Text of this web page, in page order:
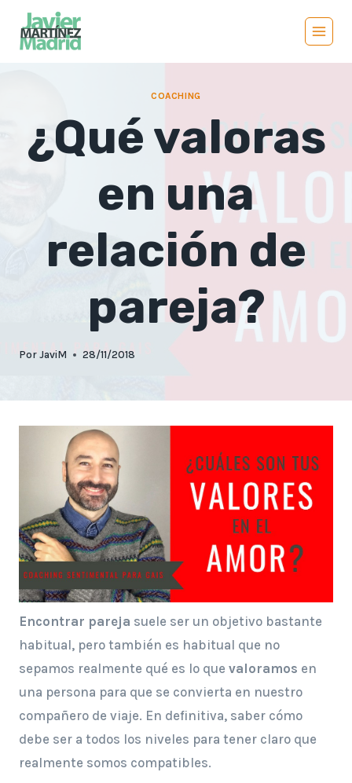
Saltar
COACHING
¿Qué valoras
en una
relación de
pareja?
Por JaviM 28/11/2018
Encontrar pareja suele ser un objetivo bastante
habitual, pero también es habitual que no
sepamos realmente qué es lo que valoramos en
una persona para que se convierta en nuestro
compañero de viaje. En definitiva, saber cómo
debe ser a todos los niveles para tener claro que
realmente somos compatibles.